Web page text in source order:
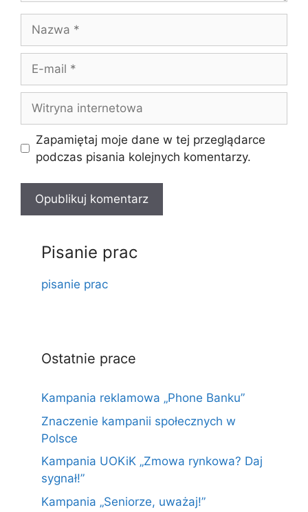
mail
internetowa
Zapamiętaj moje dane w tej przeglądarce
podczas pisania kolejnych komentarzy.
Pisanie prac
pisanie prac
Ostatnie prace
Kampania reklamowa „Phone Banku”
Znaczenie kampanii społecznych w
Polsce
Kampania UOKiK „Zmowa rynkowa? Daj
sygnał!”
Kampania „Seniorze, uważaj!”